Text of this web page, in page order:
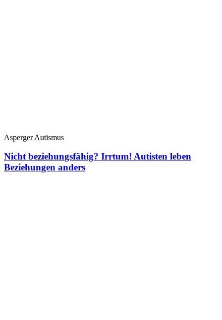
Asperger Autismus
Nicht beziehungsfähig? Irrtum! Autisten leben
Beziehungen anders